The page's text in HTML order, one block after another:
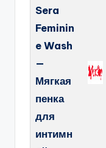
Sera
Feminin
e Wash
—
Мягкая
пенка
для
интимн